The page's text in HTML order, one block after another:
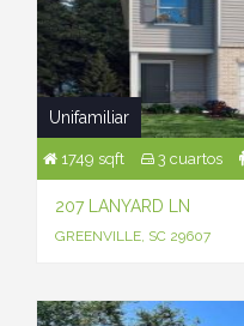
Unifamiliar
1749 sqft 3 cuartos
207 LANYARD LN
GREENVILLE, SC 29607